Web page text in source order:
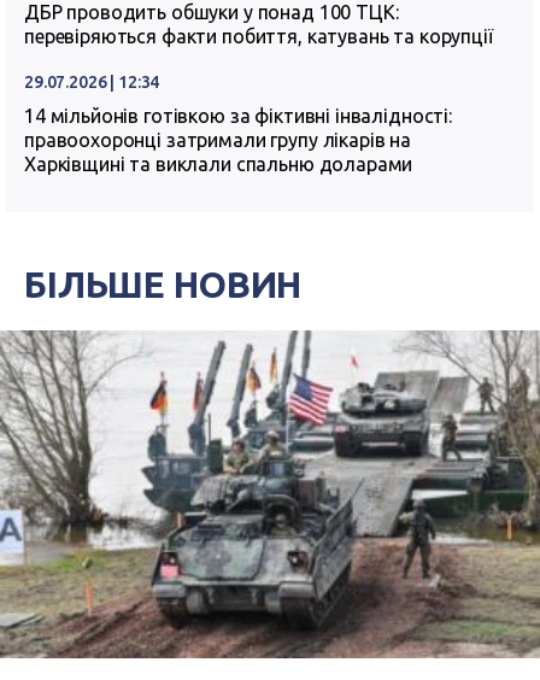
ДБР проводить обшуки у понад 100 ТЦК:
перевіряються факти побиття, катувань та корупції
29.07.2026 | 12:34
14 мільйонів готівкою за фіктивні інвалідності:
правоохоронці затримали групу лікарів на
Харківщині та виклали спальню доларами
БІЛЬШЕ НОВИН